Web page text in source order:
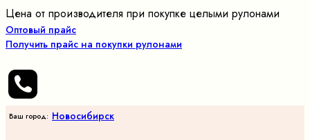
Цена от производителя при покупке целыми рулонами
Оптовый прайс
Получить прайс на покупки рулонами
Ваш город: Новосибирск